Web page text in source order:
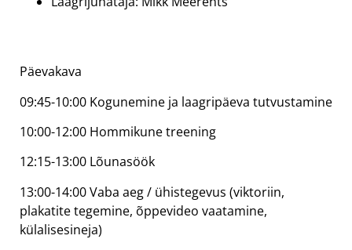
Päevakava
09:45-10:00 Kogunemine ja laagripäeva tutvustamine
10:00-12:00 Hommikune treening
12:15-13:00 Lõunasöök
13:00-14:00 Vaba aeg / ühistegevus (viktoriin,
plakatite tegemine, õppevideo vaatamine,
külalisesineja)